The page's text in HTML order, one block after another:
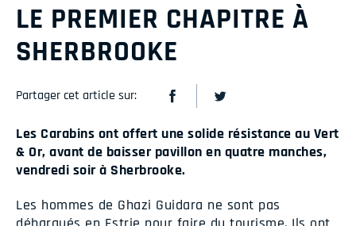
Soccer
Rugby
LE PREMIER CHAPITRE À
SHERBROOKE
Partager cet article sur:
Les Carabins ont offert une solide résistance au Vert
& Or, avant de baisser pavillon en quatre manches,
vendredi soir à Sherbrooke.
Les hommes de Ghazi Guidara ne sont pas